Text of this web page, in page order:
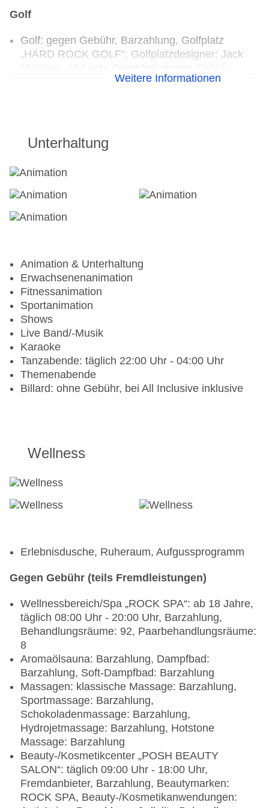
Golf
Golf: gegen Gebühr, Barzahlung, Golfplatz
„HARD ROCK GOLF“, Golfplatzdesigner: Jack
Fremdanbieter, Barzahlung
gegen Gebühr, Trolleys: gegen Gebühr,
Golfgepäckaufbewahrungsmöglichkeit, Golf-
Tennis: Tennisplätze: 2
Ohne Gebühr
Krafttraining, Pilates, Indoor Cycling, Stretching
Volleyball, Tischtennis
Tennis: Hartplatz
Gegen Gebühr (teils Fremdleistungen)
Fatburning: Fremdanbieter, Personal Training:
Fremdanbieter
Tennis: Tennisunterricht: ab 4 Jahre,
Fremdanbieter, Sprachen: englisch, spanisch
Aqua Aerobic, Bauch-Beine-Po, Krafttraining,
Volleyball, Tischtennis
Tennis: Hartplatz
Weitere Informationen
Unterhaltung
Animation & Unterhaltung
Erwachsenenanimation
Fitnessanimation
Sportanimation
Shows
Live Band/-Musik
Karaoke
Tanzabende: täglich 22:00 Uhr - 04:00 Uhr
Themenabende
Billard: ohne Gebühr, bei All Inclusive inklusive
Wellness
Erlebnisdusche, Ruheraum, Aufgussprogramm
Gegen Gebühr (teils Fremdleistungen)
Wellnessbereich/Spa „ROCK SPA“: ab 18 Jahre,
täglich 08:00 Uhr - 20:00 Uhr, Barzahlung,
Behandlungsräume: 92, Paarbehandlungsräume:
8
Aromaölsauna: Barzahlung, Dampfbad:
Barzahlung, Soft-Dampfbad: Barzahlung
Massagen: klassische Massage: Barzahlung,
Sportmassage: Barzahlung,
Schokoladenmassage: Barzahlung,
Hydrojetmassage: Barzahlung, Hotstone
Massage: Barzahlung
Beauty-/Kosmetikcenter „POSH BEAUTY
SALON“: täglich 09:00 Uhr - 18:00 Uhr,
Fremdanbieter, Barzahlung, Beautymarken:
ROCK SPA, Beauty-/Kosmetikanwendungen: